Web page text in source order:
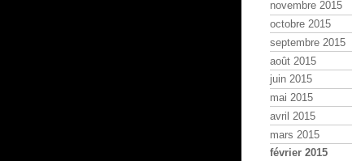
novembre 2015
octobre 2015
septembre 2015
août 2015
juin 2015
mai 2015
avril 2015
mars 2015
février 2015